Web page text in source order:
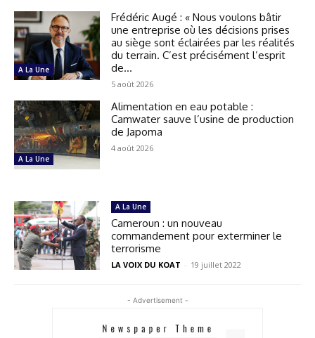
A La Une
Frédéric Augé : « Nous voulons bâtir
une entreprise où les décisions prises
au siège sont éclairées par les réalités
du terrain. C’est précisément l’esprit
de...
5 août 2026
A La Une
Alimentation en eau potable :
Camwater sauve l’usine de production
de Japoma
4 août 2026
A La Une
Cameroun : un nouveau
commandement pour exterminer le
terrorisme
LA VOIX DU KOAT - 19 juillet 2022
- Advertisement -